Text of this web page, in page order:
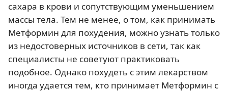
сахара в крови и сопутствующим уменьшением
массы тела. Тем не менее, о том, как принимать
Метформин для похудения, можно узнать только
из недостоверных источников в сети, так как
специалисты не советуют практиковать
подобное. Однако похудеть с этим лекарством
иногда удается тем, кто принимает Метформин с